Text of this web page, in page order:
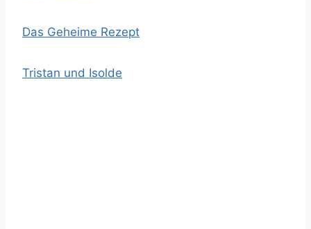
Das Geheime Rezept
Tristan und Isolde